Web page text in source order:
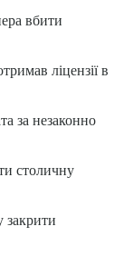
вбити
ліцензії в
за незаконно
столичну
закрити